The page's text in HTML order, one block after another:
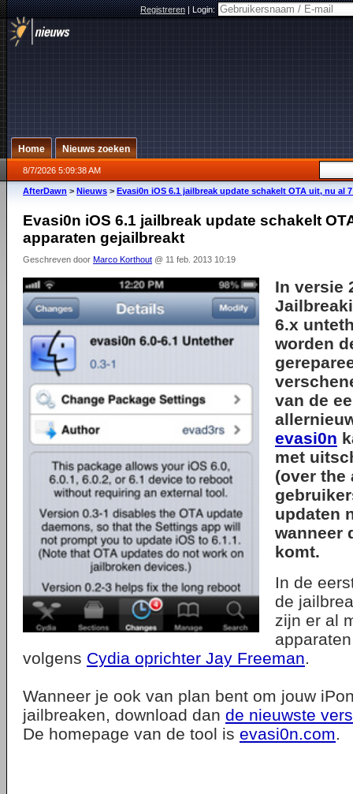
Registreren|Login:
Home Nieuws zoeken
8/7/2026 5:09:38 AM
AfterDawn > Nieuws > Evasi0n iOS 6.1 jailbreak update schakelt OTA uit, nu al
Evasi0n iOS 6.1 jailbreak update schakelt
apparaten gejailbreakt
Geschreven door Marco Korthout @ 11 feb. 2013 10:19
In versie
6.x
worden
van de
evasi0n
met
(over the
updaten
wanneer
komt.
In de
de
zijn er al
volgens Cydia oprichter Jay Freeman.
Wanneer je ook van plan bent om jouw
jailbreaken, download dan de nieuwste
De homepage van de tool is evasi0n.com.